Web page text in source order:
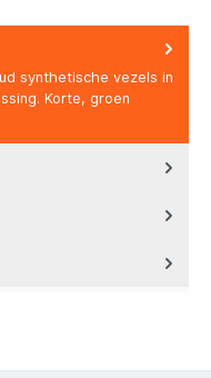
synthetische vezels in
Korte, groen